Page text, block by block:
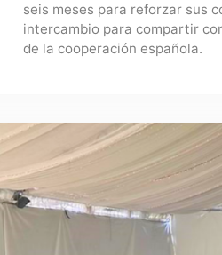
seis meses para reforzar sus
intercambio para compartir
de la cooperación española.